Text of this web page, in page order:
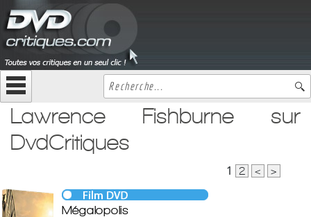
Lawrence Fishburne sur
DvdCritiques
1 2 < >
Mégalopolis